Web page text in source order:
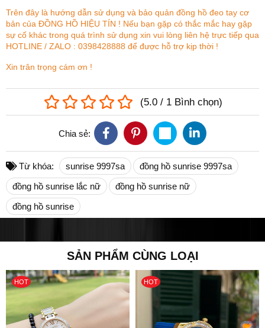
Trên đây là hướng dẫn sử dụng và bảo quản đồng hồ đeo tay cơ
bản của ĐỒNG HỒ HIỆU TÍN ! Nếu bạn gặp có thắc mắc hay gặp
sự cố khác trong quá trình sử dụng xin vui lòng liên hệ trực tiếp qua
HOTLINE / ZALO : 0398428888 để được hỗ trợ kịp thời !
Xin trân trọng cám ơn !
(5.0 / 1 Bình chọn)
Chia sẻ:
Từ khóa: sunrise 9997sa
đồng hồ sunrise 9997sa
đồng hồ sunrise lắc nữ
đồng hồ sunrise nữ
đồng hồ sunrise
SẢN PHẨM CÙNG LOẠI
HOT HOT